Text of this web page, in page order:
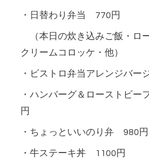
・日替わり弁当 770円
（本日の炊き込みご飯・ロ
クリームコロッケ・他）
・ビストロ弁当アレンジバ
・ハンバーグ＆ローストビ
円
・ちょっといいのり弁 980円
・牛ステーキ丼 1100円